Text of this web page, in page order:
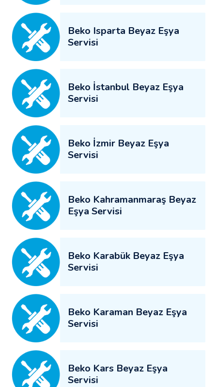
Beko Isparta Beyaz Eşya
Servisi
Beko İstanbul Beyaz Eşya
Servisi
Beko İzmir Beyaz Eşya
Servisi
Beko Kahramanmaraş Beyaz
Eşya Servisi
Beko Karabük Beyaz Eşya
Servisi
Beko Karaman Beyaz Eşya
Servisi
Beko Kars Beyaz Eşya
Servisi